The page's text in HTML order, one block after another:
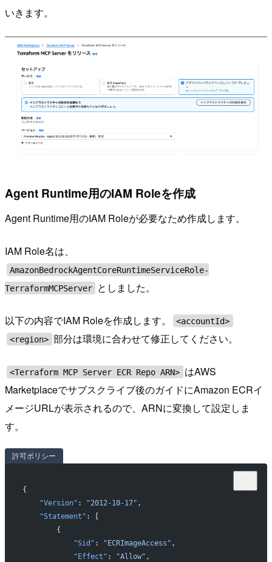
いきます。
Agent Runtime用のIAM Roleを作成
Agent Runtime用のIAM Roleが必要なため作成します。
IAM Role名は、
AmazonBedrockAgentCoreRuntimeServiceRole-
TerraformMCPServer
としました。
以下の内容でIAM Roleを作成します。
<accountId>
<region> 部分は環境に合わせて修正してください。
<Terraform MCP Server ECR Repo ARN> はAWS
Marketplaceでサブスクライブ後のガイドにAmazon ECRイ
メージURLが表示されるので、ARNに変換して設定しま
す。
許可ポリシー
{
    "Version"
: "2012-10-17" ,
    "Statement"
: [
        {
            "Sid"
: "ECRImageAccess" ,
            "Effect"
: "Allow" ,